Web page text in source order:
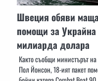
Швеция обяви
помощи за Украйна
милиарда долара
Както съобщи министърът
Пол Йонсон, 18-ият пакет